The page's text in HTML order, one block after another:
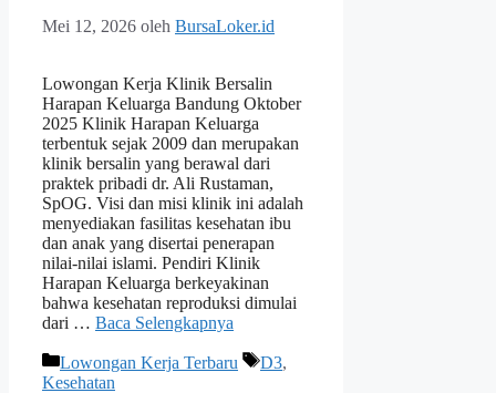
Mei 12, 2026 oleh BursaLoker.id
Lowongan Kerja Klinik Bersalin
Harapan Keluarga Bandung Oktober
2025 Klinik Harapan Keluarga
terbentuk sejak 2009 dan merupakan
klinik bersalin yang berawal dari
praktek pribadi dr. Ali Rustaman,
SpOG. Visi dan misi klinik ini adalah
menyediakan fasilitas kesehatan ibu
dan anak yang disertai penerapan
nilai-nilai islami. Pendiri Klinik
Harapan Keluarga berkeyakinan
bahwa kesehatan reproduksi dimulai
dari … Baca Selengkapnya
Kategori
Lowongan Kerja Terbaru Tag
D3,
Kesehatan